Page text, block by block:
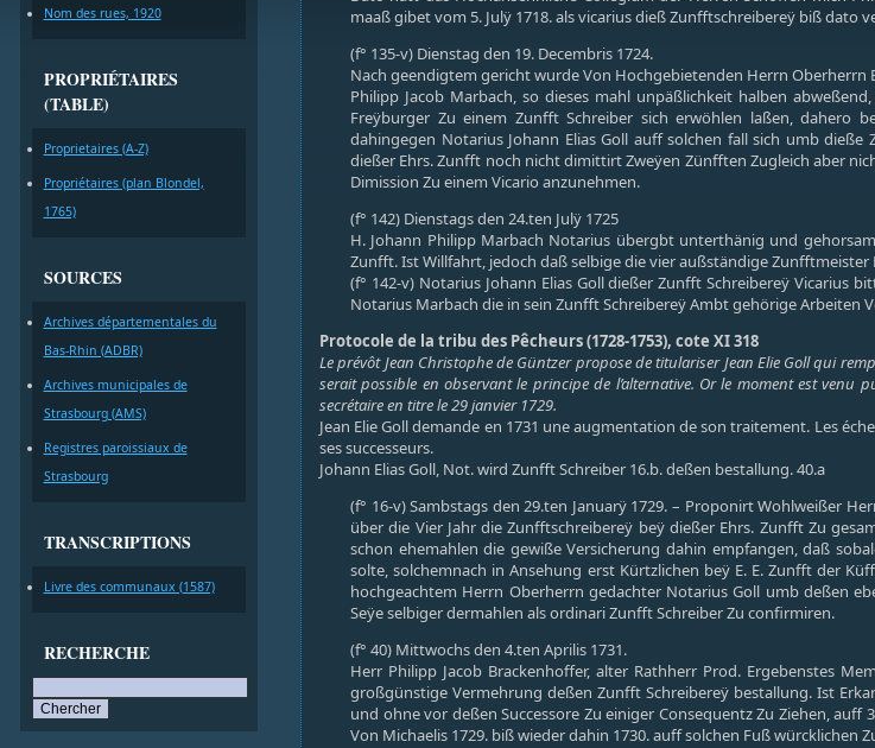
Nom des rues, 1920
PROPRIÉTAIRES
(TABLE)
Proprietaires (A-Z)
Propriétaires (plan Blondel,
1765)
SOURCES
Archives départementales du
Bas-Rhin (ADBR)
Archives municipales de
Strasbourg (AMS)
Registres paroissiaux de
Strasbourg
TRANSCRIPTIONS
Livre des communaux (1587)
RECHERCHE
maaß gibet vom 5. Julÿ 1718. als vicarius dieß Zunfftschreibereÿ biß
(f° 135-v) Dienstag den 19. Decembris 1724.
Nach geendigtem gericht wurde Von Hochgebietenden Herrn
Philipp Jacob Marbach, so dieses mahl unpäßlichkeit halben
Freÿburger Zu einem Zunfft Schreiber sich erwöhlen laßen, dahero
dahingegen Notarius Johann Elias Goll auff solchen fall sich umb
dießer Ehrs. Zunfft noch nicht dimittirt Zweÿen Zünfften Zugleich aber
Dimission Zu einem Vicario anzunehmen.
(f° 142) Dienstags den 24.ten Julÿ 1725
H. Johann Philipp Marbach Notarius übergbt unterthänig und
Zunfft. Ist Willfahrt, jedoch daß selbige die vier außständige
(f° 142-v) Notarius Johann Elias Goll dießer Zunfft Schreibereÿ Vicarius
Notarius Marbach die in sein Zunfft Schreibereÿ Ambt gehörige Arbeiten
Protocole de la tribu des Pêcheurs (1728-1753), cote XI 318
Le prévôt Jean Christophe de Güntzer propose de titulariser Jean Elie Goll qui
serait possible en observant le principe de l’alternative. Or le moment est
secrétaire en titre le 29 janvier 1729.
Jean Elie Goll demande en 1731 une augmentation de son traitement. Les
ses successeurs.
Johann Elias Goll, Not. wird Zunfft Schreiber 16.b. deßen bestallung. 40.a
(f° 16-v) Sambstags den 29.ten Januarÿ 1729. – Proponirt Wohlweißer
über die Vier Jahr die Zunfftschreibereÿ beÿ dießer Ehrs. Zunfft Zu
schon ehemahlen die gewiße Versicherung dahin empfangen, daß
solte, solchemnach in Ansehung erst Kürtzlichen beÿ E. E. Zunfft der
hochgeachtem Herrn Oberherrn gedachter Notarius Goll umb deßen
Seÿe selbiger dermahlen als ordinari Zunfft Schreiber Zu confirmiren.
(f° 40) Mittwochs den 4.ten Aprilis 1731.
Herr Philipp Jacob Brackenhoffer, alter Rathherr Prod. Ergebenstes
großgünstige Vermehrung deßen Zunfft Schreibereÿ bestallung. Ist
und ohne vor deßen Successore Zu einiger Consequentz Zu Ziehen,
Von Michaelis 1729. biß wieder dahin 1730. auff solchen Fuß würcklichen